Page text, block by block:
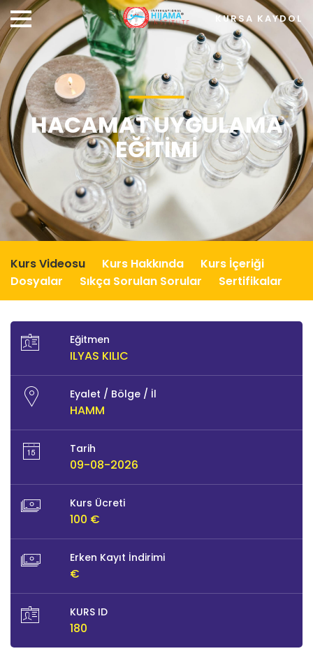
HACAMAT UYGULAMA
EĞITIMI
Kurs Videosu Kurs Hakkında
Kurs İçeriği
Dosyalar
Sıkça Sorulan Sorular Sertifikalar
Eğitmen
ILYAS KILIC
Eyalet / Bölge / İl
HAMM
Tarih
09-08-2026
Kurs Ücreti
100 €
Erken Kayıt İndirimi
€
KURS ID
180
KURSA KAYDOL